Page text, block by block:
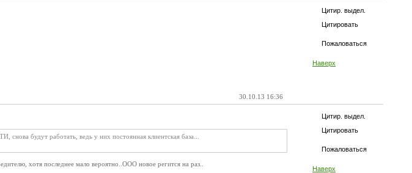
Цитир. выдел.
Цитировать
Пожаловаться
Наверх
30.10.13 16:36
Цитир. выдел.
Цитировать
Пожаловаться
Наверх
снова будут работать, ведь у них постоянная клиентская база...
хотя последнее мало вероятно..ООО новое регится на раз..